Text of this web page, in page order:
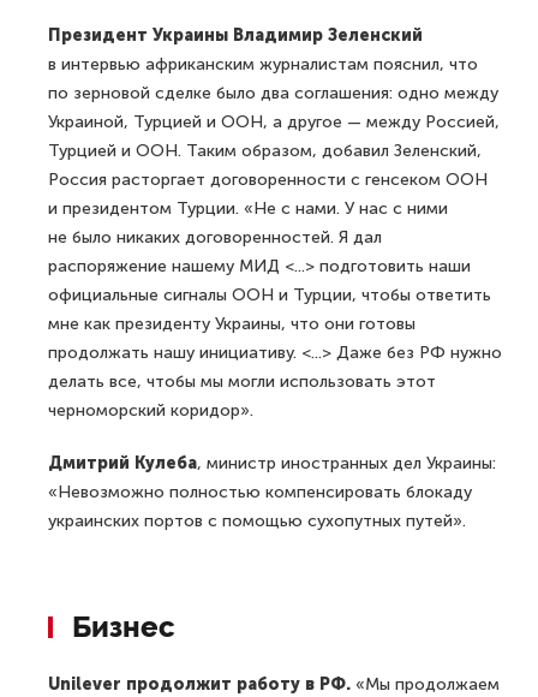
Президент Украины Владимир Зеленский
в интервью африканским журналистам пояснил, что
по зерновой сделке было два соглашения: одно между
Украиной, Турцией и ООН, а другое — между Россией,
Турцией и ООН. Таким образом, добавил Зеленский,
Россия расторгает договоренности с генсеком ООН
и президентом Турции. «Не с нами. У нас с ними
не было никаких договоренностей. Я дал
распоряжение нашему МИД <...> подготовить наши
официальные сигналы ООН и Турции, чтобы ответить
мне как президенту Украины, что они готовы
продолжать нашу инициативу. <...> Даже без РФ нужно
делать все, чтобы мы могли использовать этот
черноморский коридор».
Дмитрий Кулеба, министр иностранных дел Украины:
«Невозможно полностью компенсировать блокаду
украинских портов с помощью сухопутных путей».
Бизнес
Unilever продолжит работу в РФ. «Мы продолжаем